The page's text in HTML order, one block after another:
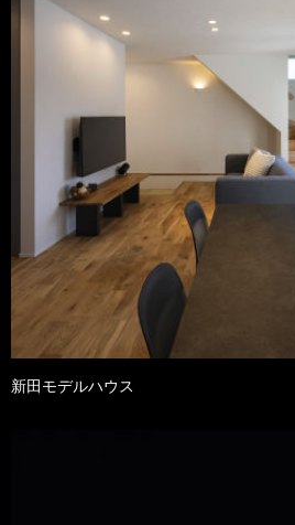
新田モデルハウス